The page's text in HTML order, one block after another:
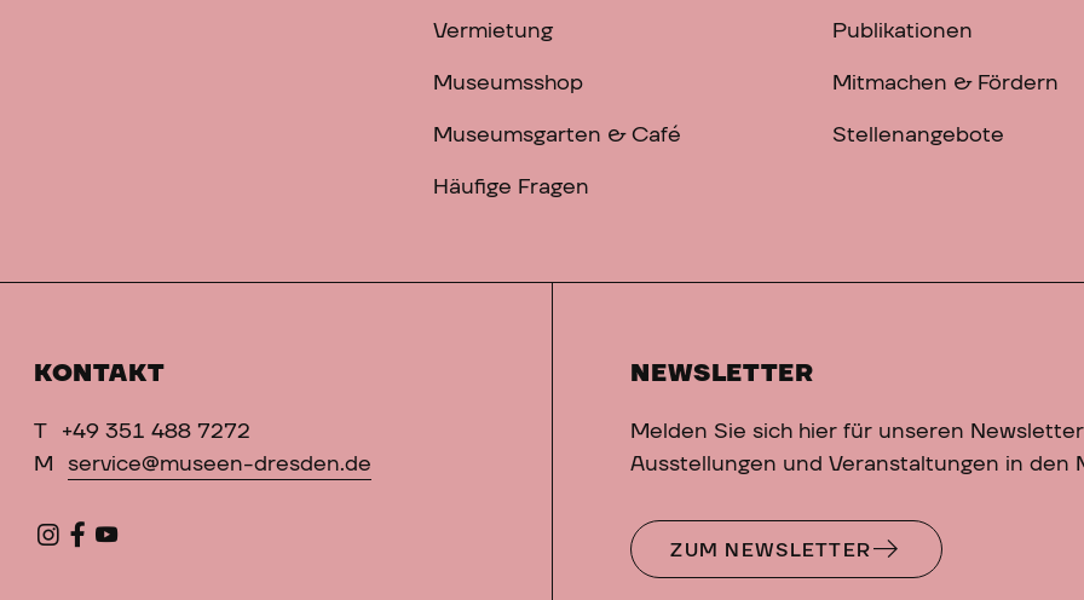
Vermietung
Museumsshop
Museumsgarten & Café
Häufige Fragen
Publikationen
Mitmachen & Fördern
Stellenangebote
KONTAKT
T
+49 351 488 7272
M
service@museen-dresden.de
NEWSLETTER
Melden Sie sich hier für unseren
Ausstellungen und Veranstaltungen in den
ZUM NEWSLETTER